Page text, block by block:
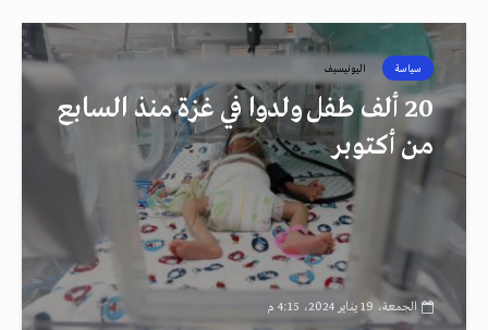
سياسة اليونيسيف
20 ألف طفل ولدوا في غزة منذ السابع
من أكتوبر
الجمعة، 19 يناير 2024، 4:15 م